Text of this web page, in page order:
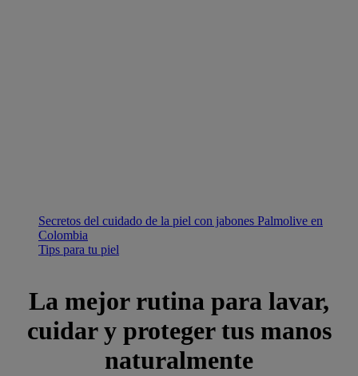
Secretos del cuidado de la piel con jabones Palmolive en
Colombia
Tips para tu piel
La mejor rutina para lavar,
cuidar y proteger tus manos
naturalmente